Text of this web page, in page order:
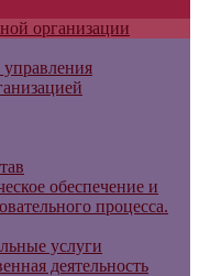
организации
обеспечение и
процесса.
услуги
деятельность